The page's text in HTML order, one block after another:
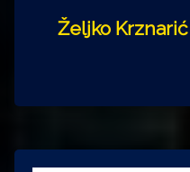
Željko Krznarić